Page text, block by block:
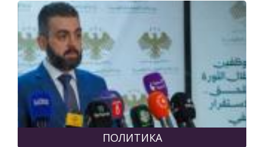
ПОЛИТИКА